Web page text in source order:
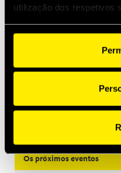
utilização dos respetivos
Faster expands into
Large-Scale Excavators
Quick Swivel: unmatched
Os próximos eventos